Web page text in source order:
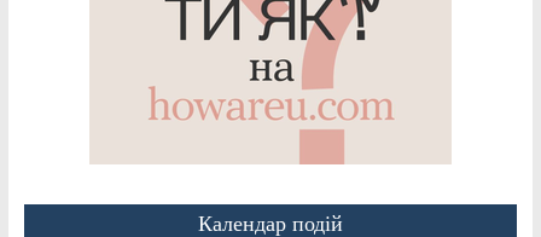
Календар подій